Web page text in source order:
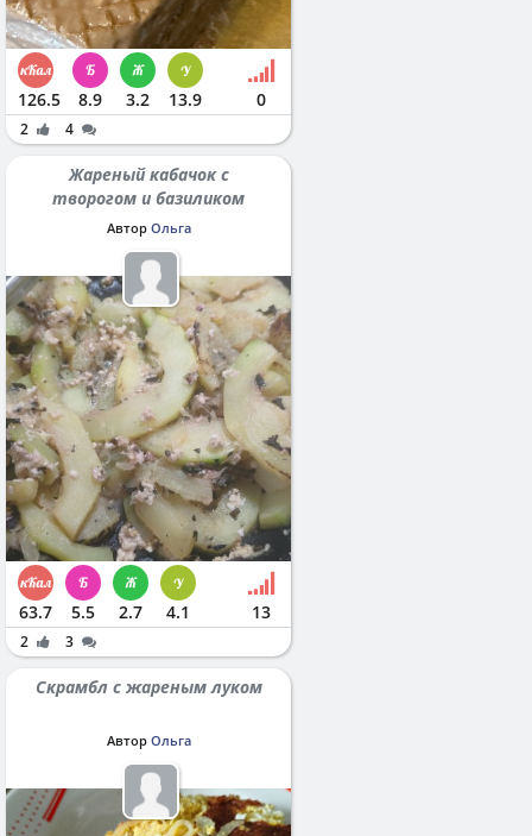
126.5 8.9 3.2 13.9 0
2 4
Жареный кабачок с
творогом и базиликом
Автор Ольга
63.7 5.5 2.7 4.1 13
2 3
Скрамбл с жареным луком
Автор Ольга